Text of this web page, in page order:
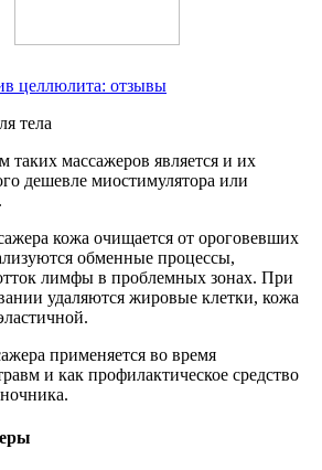
целлюлита: отзывы
массажеров является и их
дешевле миостимулятора или
кожа очищается от ороговевших
обменные процессы,
лимфы в проблемных зонах. При
удаляются жировые клетки, кожа
применяется во время
и как профилактическое средство